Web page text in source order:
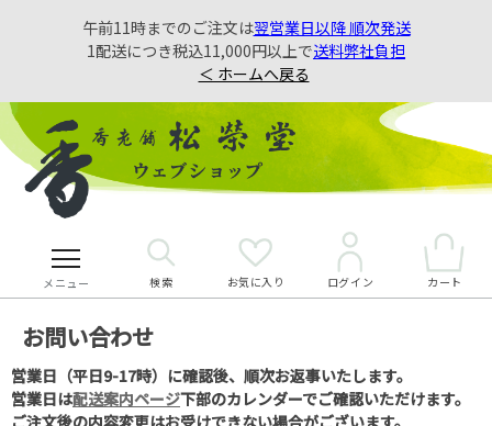
午前11時までのご注文は翌営業日以降 順次発送
1配送につき税込11,000円以上で送料弊社負担
＜ ホームへ戻る
メニュー 検索 お気に入り ログイン カート
お問い合わせ
営業日（平日9-17時）に確認後、順次お返事いたします。
営業日は配送案内ページ下部のカレンダーでご確認いただけます。
ご注文後の内容変更はお受けできない場合がございます。